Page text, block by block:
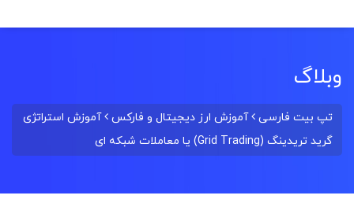
وبلاگ
تپ بیت فارسی آموزش ارز دیجیتال و فارکس
آموزش استراتژی
گرید تریدینگ (Grid Trading) یا معاملات شبکه ای